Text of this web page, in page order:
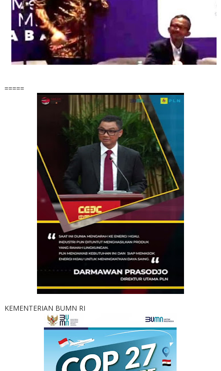
=====
KEMENTERIAN BUMN RI